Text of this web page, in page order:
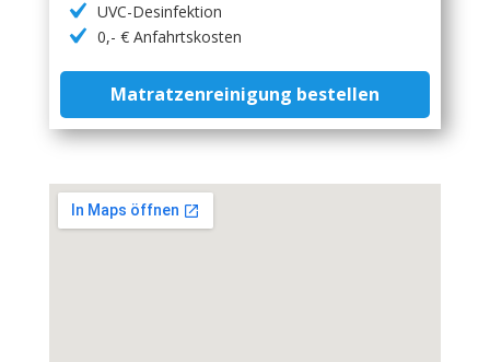
UVC-Desinfektion
0,- € Anfahrtskosten
Matratzenreinigung bestellen